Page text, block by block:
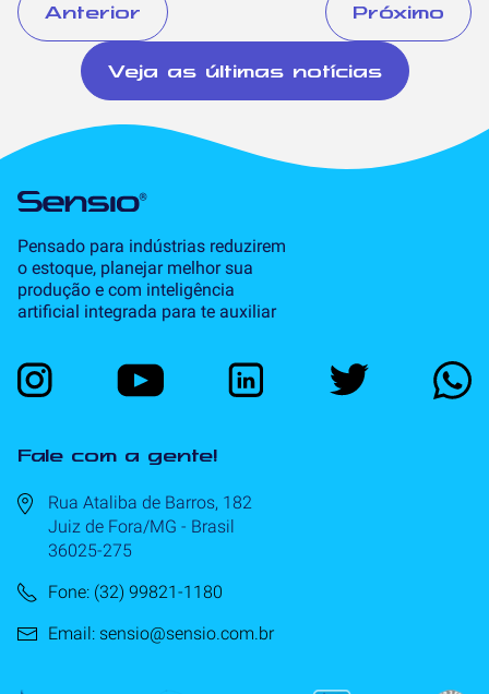
Anterior Próximo
Veja as últimas notícias
Pensado para indústrias reduzirem
o estoque, planejar melhor sua
produção e com inteligência
artificial integrada para te auxiliar
Fale com a gente!
Rua Ataliba de Barros, 182
Juiz de Fora/MG - Brasil
36025-275
Fone: (32) 99821-1180
Email: sensio@sensio.com.br